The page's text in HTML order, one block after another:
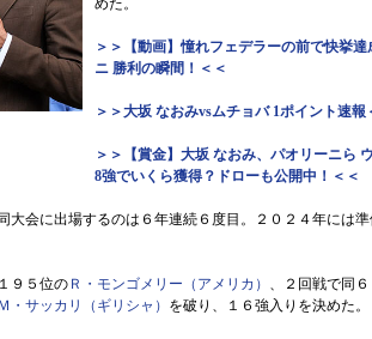
めた。
＞＞【動画】憧れフェデラーの前で快挙
ニ 勝利の瞬間！＜＜
＞＞大坂 なおみvsムチョバ 1ポイント速報
＞＞【賞金】大坂 なおみ、パオリーニら
8強でいくら獲得？ドローも公開中！＜＜
大会に出場するのは６年連続６度目。２０２４年には
９５位の Ｒ・モンゴメリー（アメリカ） 、２回戦で同
Ｍ・サッカリ（ギリシャ） を破り、１６強入りを決めた。